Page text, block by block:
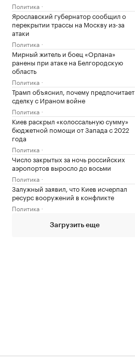
Политика
Ярославский губернатор сообщил о
перекрытии трассы на Москву из-за
атаки
Политика
Мирный житель и боец «Орлана»
ранены при атаке на Белгородскую
область
Политика
Трамп объяснил, почему предпочитает
сделку с Ираном войне
Политика
Киев раскрыл «колоссальную сумму»
бюджетной помощи от Запада с 2022
года
Политика
Число закрытых за ночь российских
аэропортов выросло до восьми
Политика
Залужный заявил, что Киев исчерпал
ресурс вооружений в конфликте
Политика
Загрузить еще